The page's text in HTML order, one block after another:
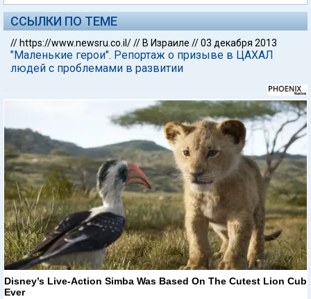
ССЫЛКИ ПО ТЕМЕ
// https://www.newsru.co.il/// В Израиле //03 декабря 2013
"Маленькие герои". Репортаж о призыве в ЦАХАЛ
людей с проблемами в развитии
Disney’s Live-Action Simba Was Based On The Cutest Lion Cub
Ever